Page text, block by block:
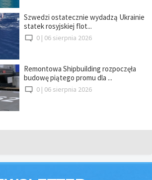
Szwedzi ostatecznie wydadzą Ukrainie
statek rosyjskiej flot...
0 | 06 sierpnia 2026
Remontowa Shipbuilding rozpoczęła
budowę piątego promu dla ...
0 | 06 sierpnia 2026